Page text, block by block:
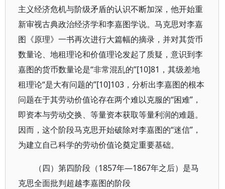
主义经济危机与阶级矛盾的认识不断加深，他开始重
新审视古典政治经济学和李嘉图学说。马克思对李嘉
图《原理》一书再次进行大篇幅的摘录，并对其货币
数量论、地租理论和价值理论发起了质疑，意识到李
嘉图的货币数量论是“非常混乱的”[10]81，其级差地
租理论“是大有问题的”[10]103，分析出李嘉图的根本
问题在于其劳动价值论存在两个难以克服的“困难”，
即资本与劳动交换、等量资本获取等量利润的难题。
因而，这个阶段马克思开始破除对李嘉图的“迷信”，
为建立自己科学的劳动价值论奠定重要基础。
（四）第四阶段（1857年—1867年之后）是马
克思全面批判超越李嘉图的阶段